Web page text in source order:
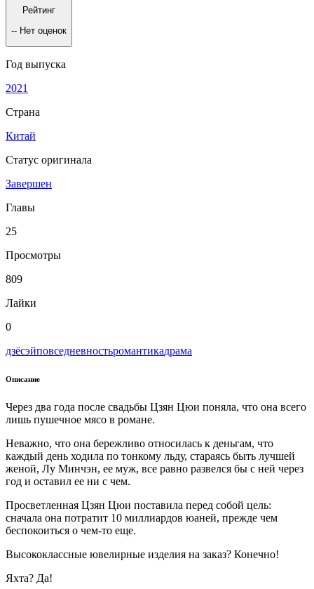
Рейтинг
-- Нет оценок
Год выпуска
2021
Страна
Китай
Статус оригинала
Завершен
Главы
25
Просмотры
809
Лайки
0
дзёсэйповседневностьромантикадрама
Описание
Через два года после свадьбы Цзян Цюи поняла, что она всего
лишь пушечное мясо в романе.
Неважно, что она бережливо относилась к деньгам, что
каждый день ходила по тонкому льду, стараясь быть лучшей
женой, Лу Минчэн, ее муж, все равно развелся бы с ней через
год и оставил ее ни с чем.
Просветленная Цзян Цюи поставила перед собой цель:
сначала она потратит 10 миллиардов юаней, прежде чем
беспокоиться о чем-то еще.
Высококлассные ювелирные изделия на заказ? Конечно!
Яхта? Да!